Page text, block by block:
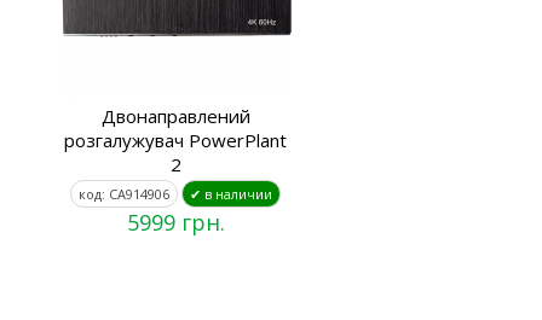
Двонаправлений
розгалужувач PowerPlant
2
код: CA914906 ✔ в наличии
5999 грн.